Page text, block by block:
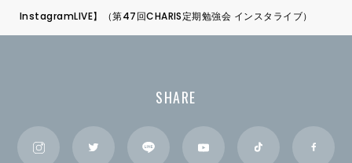
InstagramLIVE】（第47回CHARIS定期勉強会 インスタライブ）
SHARE